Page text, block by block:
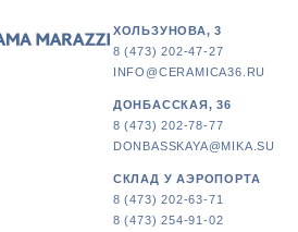
ХОЛЬЗУНОВА, 3
8 (473) 202-47-27
INFO@CERAMICA36.RU
ДОНБАССКАЯ, 36
8 (473) 202-78-77
DONBASSKAYA@MIKA.SU
СКЛАД У АЭРОПОРТА
8 (473) 202-63-71
8 (473) 254-91-02